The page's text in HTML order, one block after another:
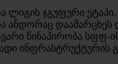
ჯგუფური
ანდორაც
წინაპირობა
ინფრასტრუქტურის